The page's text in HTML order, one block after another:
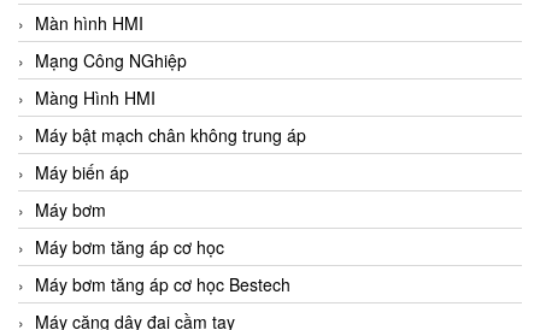
Màn hình HMI
Mạng Công NGhiệp
Màng Hình HMI
Máy bật mạch chân không trung áp
Máy biến áp
Máy bơm
Máy bơm tăng áp cơ học
Máy bơm tăng áp cơ học Bestech
Máy căng dây đai cầm tay